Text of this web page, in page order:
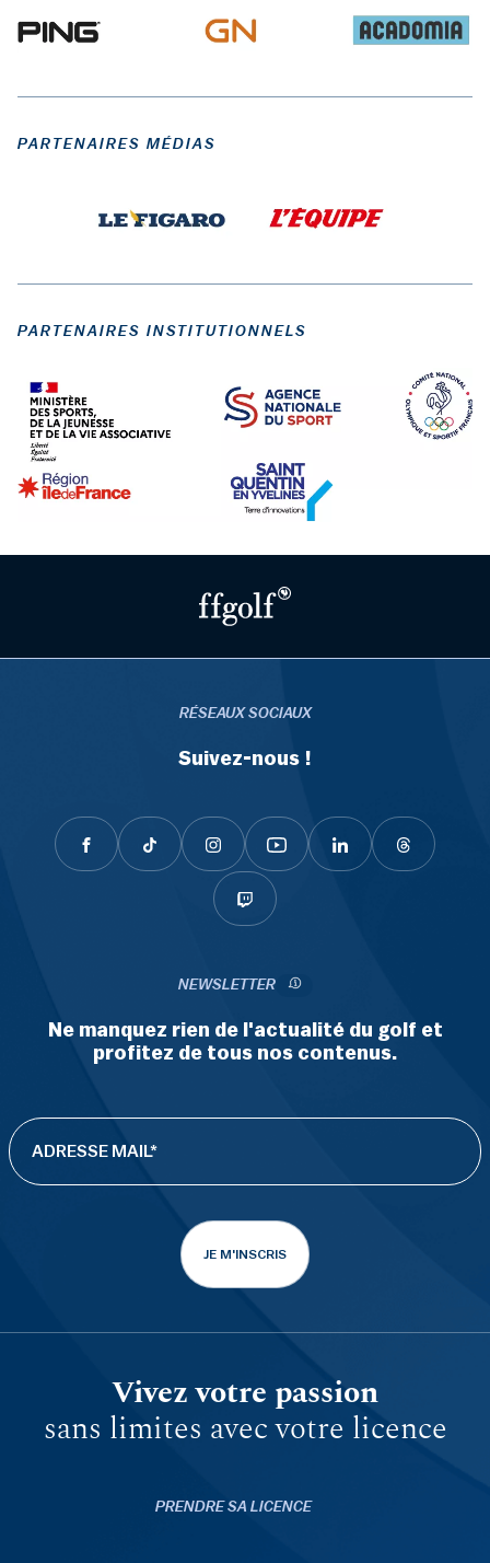
PARTENAIRES MÉDIAS
PARTENAIRES INSTITUTIONNELS
RÉSEAUX SOCIAUX
Suivez-nous !
NEWSLETTER
Ne manquez rien de l'actualité du golf et
profitez de tous nos contenus.
JE M'INSCRIS
Vivez votre passion
sans limites avec votre licence
PRENDRE SA LICENCE